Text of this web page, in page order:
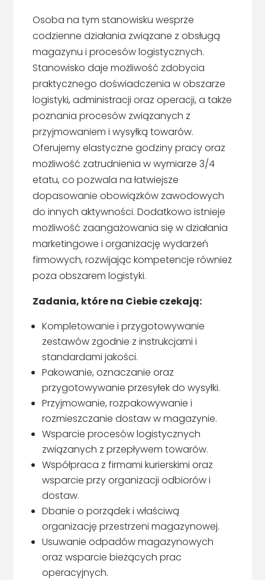
Osoba na tym stanowisku wesprze
codzienne działania związane z obsługą
magazynu i procesów logistycznych.
Stanowisko daje możliwość zdobycia
praktycznego doświadczenia w obszarze
logistyki, administracji oraz operacji, a także
poznania procesów związanych z
przyjmowaniem i wysyłką towarów.
Oferujemy elastyczne godziny pracy oraz
możliwość zatrudnienia w wymiarze 3/4
etatu, co pozwala na łatwiejsze
dopasowanie obowiązków zawodowych
do innych aktywności. Dodatkowo istnieje
możliwość zaangażowania się w działania
marketingowe i organizację wydarzeń
firmowych, rozwijając kompetencje również
poza obszarem logistyki.
Zadania, które na Ciebie czekają:
Kompletowanie i przygotowywanie
zestawów zgodnie z instrukcjami i
standardami jakości.
Pakowanie, oznaczanie oraz
przygotowywanie przesyłek do wysyłki.
Przyjmowanie, rozpakowywanie i
rozmieszczanie dostaw w magazynie.
Wsparcie procesów logistycznych
związanych z przepływem towarów.
Współpraca z firmami kurierskimi oraz
wsparcie przy organizacji odbiorów i
dostaw.
Dbanie o porządek i właściwą
organizację przestrzeni magazynowej.
Usuwanie odpadów magazynowych
oraz wsparcie bieżących prac
operacyjnych.